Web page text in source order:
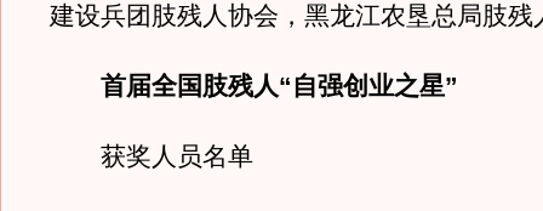
建设兵团肢残人协会，黑龙江农垦总局肢残
首届全国肢残人“自强创业之星”
获奖人员名单